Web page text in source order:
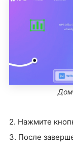
2. Нажмите
3. После